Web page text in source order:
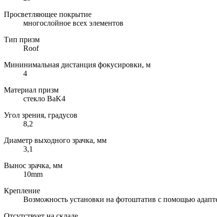
Просветляющее покрытие
многослойное всех элементов
Тип призм
Roof
Мининимальная дистанция фокусировки, м
4
Материал призм
стекло BaK4
Угол зрения, градусов
8,2
Диаметр выходного зрачка, мм
3,1
Вынос зрачка, мм
10mm
Крепление
Возможность установки на фотоштатив с помощью